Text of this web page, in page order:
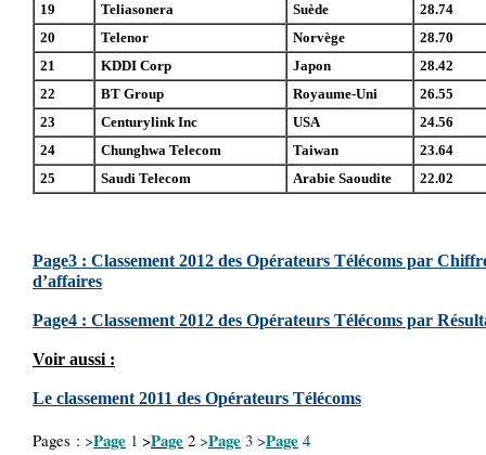
19
Teliasonera Suède
28.74
20
Telenor Norvège
28.70
21
KDDI Corp Japon
28.42
22
BT Group Royaume-Uni
26.55
23
Centurylink Inc USA
24.56
24
Chunghwa Telecom Taiwan
23.64
25
Saudi Telecom Arabie Saoudite 22.02
Page3 : Classement 2012 des Opérateurs Télécoms par
d’affaires
Page4 : Classement 2012 des Opérateurs Télécoms par
Voir aussi :
Le classement 2011 des Opérateurs Télécoms
Pages : >Page 1 >Page 2 >Page 3 >Page 4